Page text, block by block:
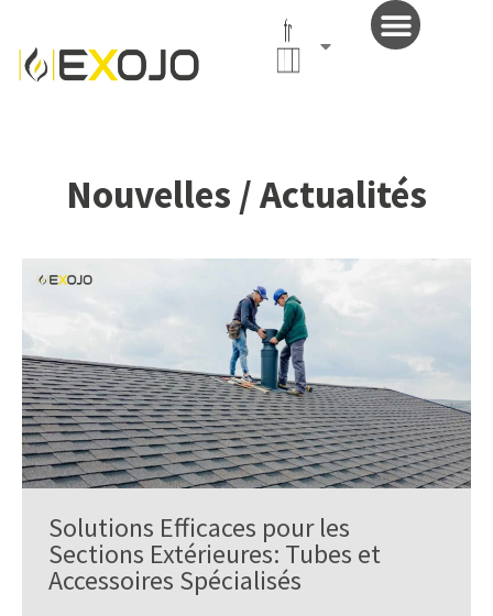
Français
Nouvelles / Actualités
Solutions Efficaces pour les
Sections Extérieures: Tubes et
Accessoires Spécialisés